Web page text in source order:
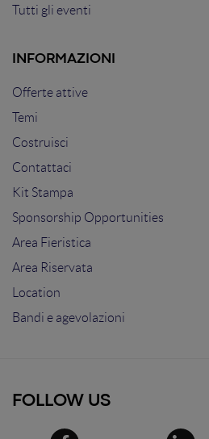
Tutti gli eventi
INFORMAZIONI
Offerte attive
Temi
Costruisci
Contattaci
Kit Stampa
Sponsorship Opportunities
Area Fieristica
Area Riservata
Location
Bandi e agevolazioni
FOLLOW US